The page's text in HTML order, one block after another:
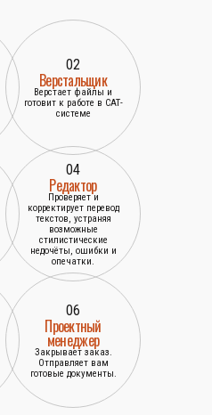
02
Верстальщик
Верстает файлы и
готовит к работе в САТ-
системе
04
Редактор
Проверяет и
корректирует перевод
текстов, устраняя
возможные
стилистические
недочёты, ошибки и
опечатки.
06
Проектный
менеджер
Закрывает заказ.
Отправляет вам
готовые документы.